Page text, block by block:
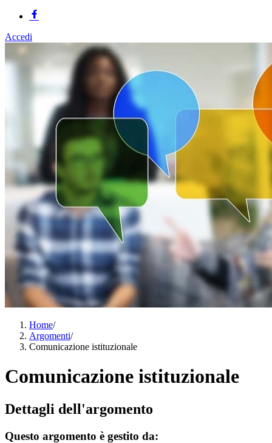
Accedi
Home/
Argomenti/
Comunicazione istituzionale
Comunicazione istituzionale
Dettagli dell'argomento
Questo argomento è gestito da: